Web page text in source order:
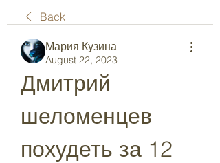
Back
Мария Кузина
August 22, 2023
Дмитрий
шеломенцев
похудеть за 12